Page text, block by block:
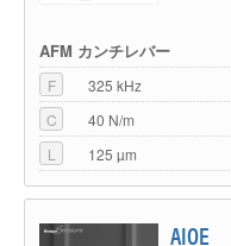
AFM カンチレバー
F
325 kHz
C
40 N/m
L
125 µm
AIOE